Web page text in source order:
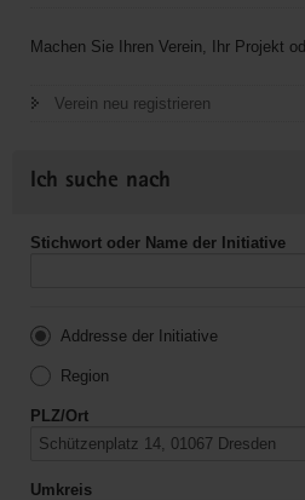
Machen Sie Ihren Verein, Ihr Projekt
Verein neu registrieren
Ich suche nach
Stichwort oder Name der Initiative
Addresse der Initiative
Region
PLZ/Ort
Umkreis